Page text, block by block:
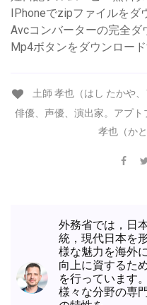
IPhoneでzipファイルを
Avcコンバーターの完全ダ
Mp4ボタンをダウンロー
土師 孝也（はし たかや
俳優、声優、演出家。アプ
孝也（か
外務省では，日
統，現代日本を
様な魅力を海外
向上に資するた
を行っています
様々な分野の専